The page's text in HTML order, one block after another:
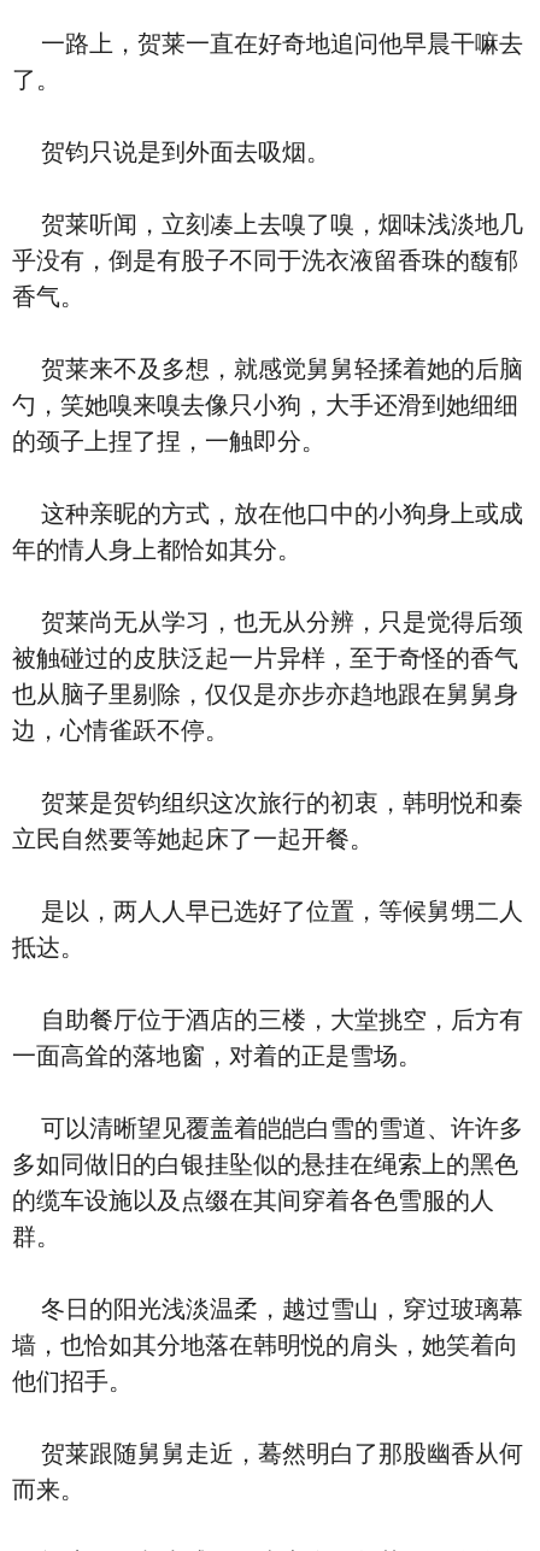
一路上，贺莱一直在好奇地追问他早晨干嘛去
了。
贺钧只说是到外面去吸烟。
贺莱听闻，立刻凑上去嗅了嗅，烟味浅淡地几
乎没有，倒是有股子不同于洗衣液留香珠的馥郁
香气。
贺莱来不及多想，就感觉舅舅轻揉着她的后脑
勺，笑她嗅来嗅去像只小狗，大手还滑到她细细
的颈子上捏了捏，一触即分。
这种亲昵的方式，放在他口中的小狗身上或成
年的情人身上都恰如其分。
贺莱尚无从学习，也无从分辨，只是觉得后颈
被触碰过的皮肤泛起一片异样，至于奇怪的香气
也从脑子里剔除，仅仅是亦步亦趋地跟在舅舅身
边，心情雀跃不停。
贺莱是贺钧组织这次旅行的初衷，韩明悦和秦
立民自然要等她起床了一起开餐。
是以，两人人早已选好了位置，等候舅甥二人
抵达。
自助餐厅位于酒店的三楼，大堂挑空，后方有
一面高耸的落地窗，对着的正是雪场。
可以清晰望见覆盖着皑皑白雪的雪道、许许多
多如同做旧的白银挂坠似的悬挂在绳索上的黑色
的缆车设施以及点缀在其间穿着各色雪服的人
群。
冬日的阳光浅淡温柔，越过雪山，穿过玻璃幕
墙，也恰如其分地落在韩明悦的肩头，她笑着向
他们招手。
贺莱跟随舅舅走近，蓦然明白了那股幽香从何
而来。